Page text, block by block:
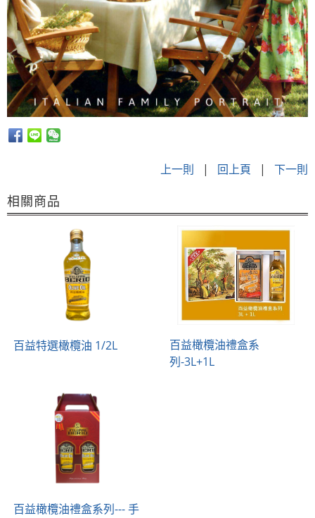
上一則 | 回上頁 | 下一則
相關商品
百益特選橄欖油 1/2L
百益橄欖油禮盒系
列-3L+1L
百益橄欖油禮盒系列--- 手